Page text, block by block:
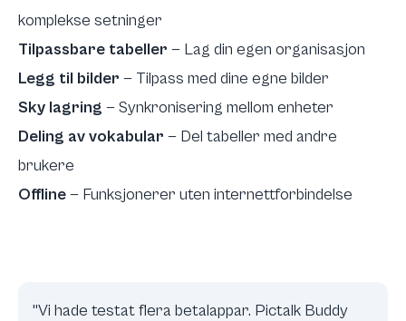
komplekse setninger
Tilpassbare tabeller — Lag din egen organisasjon
Legg til bilder — Tilpass med dine egne bilder
Sky lagring — Synkronisering mellom enheter
Deling av vokabular — Del tabeller med andre
brukere
Offline— Funksjonerer uten internettforbindelse
"Vi hade testat flera betalappar. Pictalk Buddy